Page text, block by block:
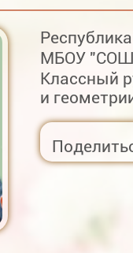
МБОУ "СОШ
Классный
и